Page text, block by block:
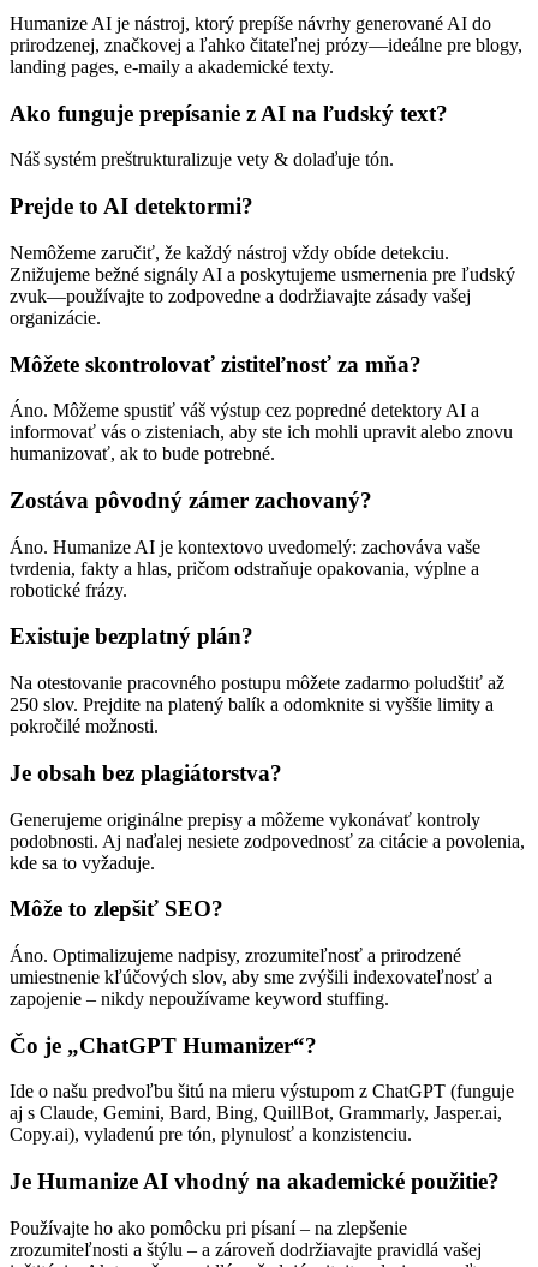
Humanize AI je nástroj, ktorý prepíše návrhy generované AI do
prirodzenej, značkovej a ľahko čitateľnej prózy—ideálne pre blogy,
landing pages, e-maily a akademické texty.
Ako funguje prepísanie z AI na ľudský text?
Náš systém preštrukturalizuje vety & dolaďuje tón.
Prejde to AI detektormi?
Nemôžeme zaručiť, že každý nástroj vždy obíde detekciu.
Znižujeme bežné signály AI a poskytujeme usmernenia pre ľudský
zvuk—používajte to zodpovedne a dodržiavajte zásady vašej
organizácie.
Môžete skontrolovať zistiteľnosť za mňa?
Áno. Môžeme spustiť váš výstup cez popredné detektory AI a
informovať vás o zisteniach, aby ste ich mohli upravit alebo znovu
humanizovať, ak to bude potrebné.
Zostáva pôvodný zámer zachovaný?
Áno. Humanize AI je kontextovo uvedomelý: zachováva vaše
tvrdenia, fakty a hlas, pričom odstraňuje opakovania, výplne a
robotické frázy.
Existuje bezplatný plán?
Na otestovanie pracovného postupu môžete zadarmo poludštiť až
250 slov. Prejdite na platený balík a odomknite si vyššie limity a
pokročilé možnosti.
Je obsah bez plagiátorstva?
Generujeme originálne prepisy a môžeme vykonávať kontroly
podobnosti. Aj naďalej nesiete zodpovednosť za citácie a povolenia,
kde sa to vyžaduje.
Môže to zlepšiť SEO?
Áno. Optimalizujeme nadpisy, zrozumiteľnosť a prirodzené
umiestnenie kľúčových slov, aby sme zvýšili indexovateľnosť a
zapojenie – nikdy nepoužívame keyword stuffing.
Čo je „ChatGPT Humanizer“?
Ide o našu predvoľbu šitú na mieru výstupom z ChatGPT (funguje
aj s Claude, Gemini, Bard, Bing, QuillBot, Grammarly, Jasper.ai,
Copy.ai), vyladenú pre tón, plynulosť a konzistenciu.
Je Humanize AI vhodný na akademické použitie?
Používajte ho ako pomôcku pri písaní – na zlepšenie
zrozumiteľnosti a štýlu – a zároveň dodržiavajte pravidlá vašej